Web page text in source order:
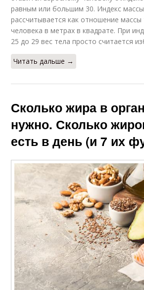
равным или большим 30. Индекс
рассчитывается как отношение массы
человека в метрах в квадрате. При
25 до 29 вес тела просто считается
Читать дальше →
Сколько жира в
нужно. Сколько
есть в день (и 7 их